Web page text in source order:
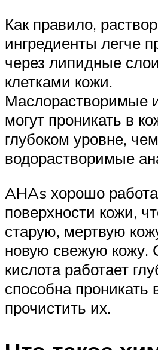
Как правило,
ингредиенты легче
через липидные
клетками кожи.
Маслорастворимые
могут проникать в
глубоком уровне,
водорастворимые
AHAs хорошо
поверхности кожи,
старую, мертвую
новую свежую кожу.
кислота работает
способна проникать
прочистить их.